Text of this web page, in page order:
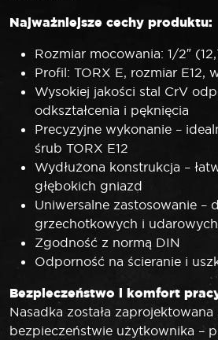
Najważniejsze cechy produktu:
Rozmiar mocowania: 1/2″
Profil: TORX E, rozmiar E12,
Wysokiej jakości stal CrV
odkształcenia i pęknięcia
Precyzyjne wykonanie –
śrub TORX E12
Wydłużona konstrukcja –
głębokich gniazd
Uniwersalne zastosowanie –
grzechotkowych i udarowych
Zgodność z normą DIN
Odporność na ścieranie i
Bezpieczeństwo i komfort
Nasadka została
bezpieczeństwie użytkownika –